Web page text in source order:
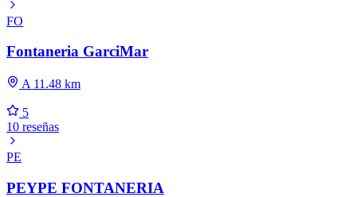
FO
Fontaneria GarciMar
A 11.48 km
5
10 reseñas
PE
PEYPE FONTANERIA